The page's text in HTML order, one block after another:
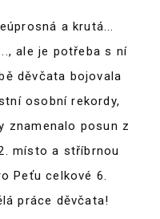
a krutá...
ale je potřeba s ní
děvčata bojovala
osobní rekordy,
znamenalo posun z
místo a stříbrnou
Peťu celkové 6.
práce děvčata!